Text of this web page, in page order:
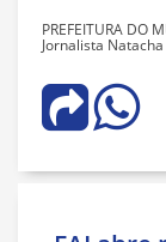
PREFEITURA DO
Jornalista